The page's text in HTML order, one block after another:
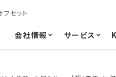
セット
会社情報 サービス